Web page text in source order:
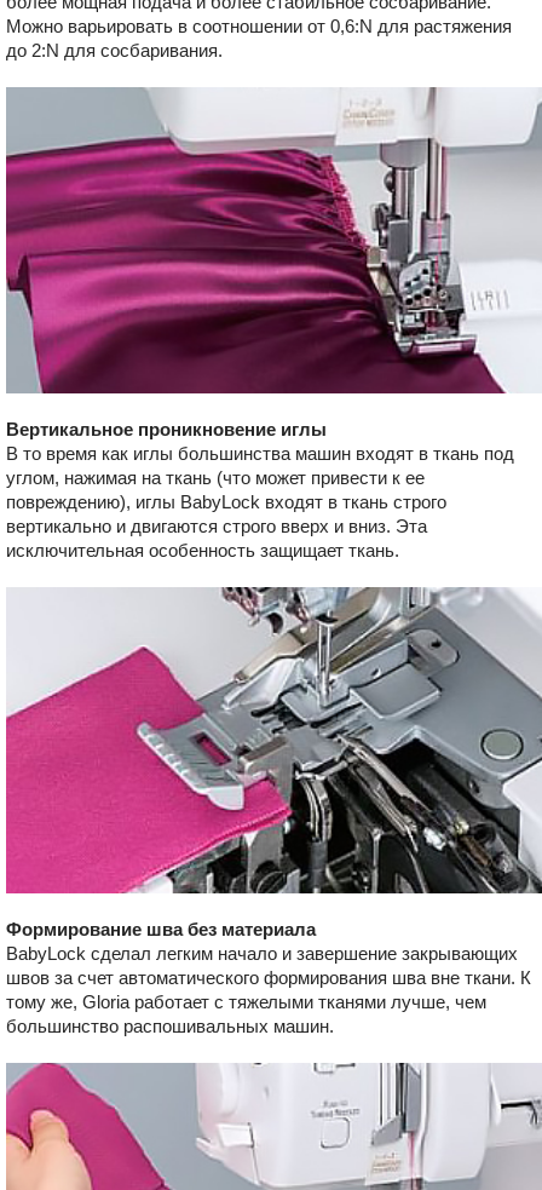
Можно варьировать в соотношении от 0,6:N для растяжения
до 2:N для сосбаривания.
Вертикальное проникновение иглы
В то время как иглы большинства машин входят в ткань под
углом, нажимая на ткань (что может привести к ее
повреждению), иглы BabyLock входят в ткань строго
вертикально и двигаются строго вверх и вниз. Эта
исключительная особенность защищает ткань.
Формирование шва без материала
BabyLock сделал легким начало и завершение закрывающих
швов за счет автоматического формирования шва вне ткани. К
тому же, Gloria работает с тяжелыми тканями лучше, чем
большинство распошивальных машин.